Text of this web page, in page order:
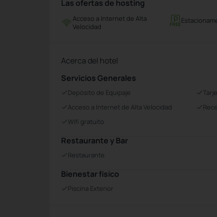
Las ofertas de hosting
Acceso a Internet de Alta
Velocidad
Acerca del hotel
Servicios Generales
Depósito de Equipaje
Acceso a Internet de Alta Velocidad
Wifi gratuito
Restaurante y Bar
Restaurante
Bienestar físico
Piscina Exterior